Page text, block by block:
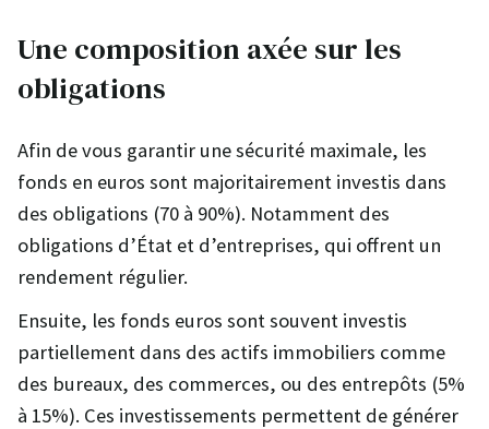
Une composition axée sur les
obligations
Afin de vous garantir une sécurité maximale, les
fonds en euros sont majoritairement investis dans
des obligations (70 à 90%). Notamment des
obligations d’État et d’entreprises, qui offrent un
rendement régulier.
Ensuite, les fonds euros sont souvent investis
partiellement dans des actifs immobiliers comme
des bureaux, des commerces, ou des entrepôts (5%
à 15%). Ces investissements permettent de générer